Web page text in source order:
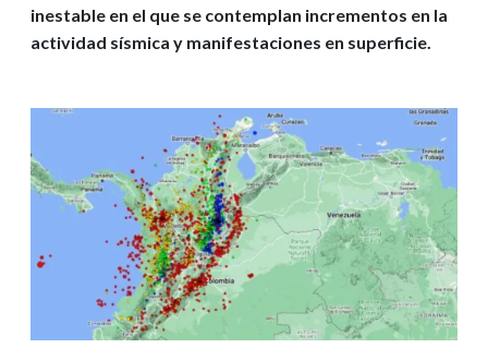
inestable en el que se contemplan incrementos en la
actividad sísmica y manifestaciones en superficie.